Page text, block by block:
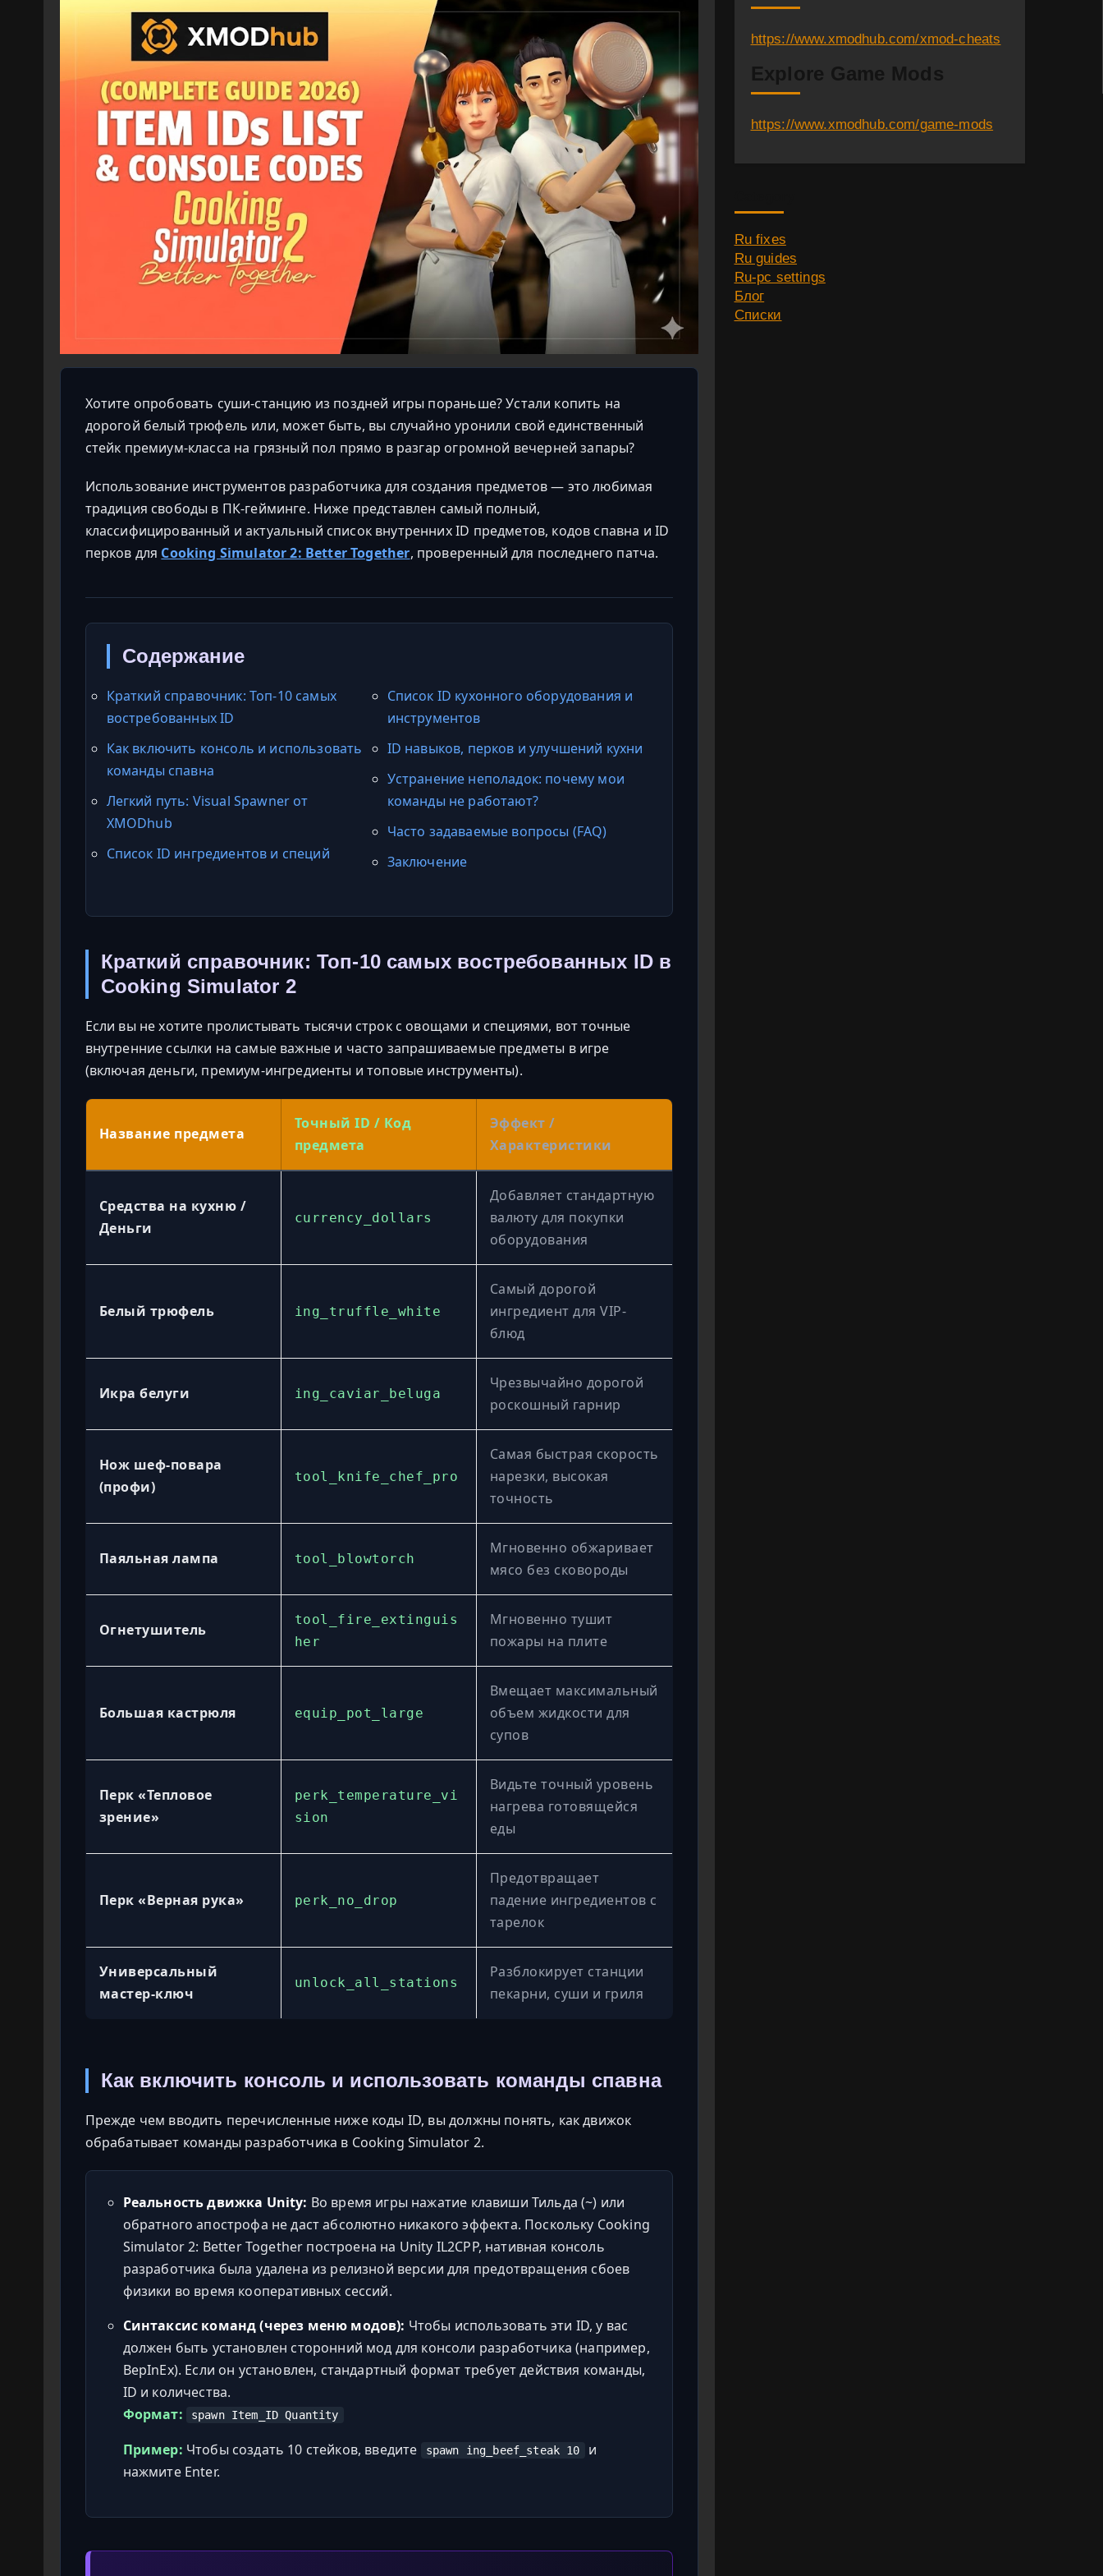
Хотите опробовать суши-станцию из поздней игры пораньше? Устали копить на
дорогой белый трюфель или, может быть, вы случайно уронили свой единственный
стейк премиум-класса на грязный пол прямо в разгар огромной вечерней запары?
Использование инструментов разработчика для создания предметов — это любимая
традиция свободы в ПК-гейминге. Ниже представлен самый полный,
классифицированный и актуальный список внутренних ID предметов, кодов спавна и ID
перков для Cooking Simulator 2: Better Together, проверенный для последнего патча.
Содержание
Краткий справочник: Топ-10 самых
востребованных ID
Как включить консоль и использовать
команды спавна
Легкий путь: Visual Spawner от
XMODhub
Список ID ингредиентов и специй
Список ID кухонного оборудования и
инструментов
ID навыков, перков и улучшений кухни
Устранение неполадок: почему мои
команды не работают?
Часто задаваемые вопросы (FAQ)
Заключение
Краткий справочник: Топ-10 самых востребованных ID в
Cooking Simulator 2
Если вы не хотите пролистывать тысячи строк с овощами и специями, вот точные
внутренние ссылки на самые важные и часто запрашиваемые предметы в игре
(включая деньги, премиум-ингредиенты и топовые инструменты).
Название предмета
Точный ID / Код
предмета
Эффект /
Характеристики
Средства на кухню /
Деньги
currency_dollars
Добавляет стандартную
валюту для покупки
оборудования
Белый трюфель ing_truffle_white
Самый дорогой
ингредиент для VIP-
блюд
Икра белуги ing_caviar_beluga
Чрезвычайно дорогой
роскошный гарнир
Нож шеф-повара
(профи)
tool_knife_chef_pro
Самая быстрая скорость
нарезки, высокая
точность
Паяльная лампа tool_blowtorch
Мгновенно обжаривает
мясо без сковороды
Огнетушитель
tool_fire_extinguis
her
Мгновенно тушит
пожары на плите
Большая кастрюля equip_pot_large
Вмещает максимальный
объем жидкости для
супов
Перк «Тепловое
зрение»
perk_temperature_vi
sion
Видьте точный уровень
нагрева готовящейся
еды
Перк «Верная рука» perk_no_drop
Предотвращает
падение ингредиентов с
тарелок
Универсальный
мастер-ключ
unlock_all_stations
Разблокирует станции
пекарни, суши и гриля
Как включить консоль и использовать команды спавна
Прежде чем вводить перечисленные ниже коды ID, вы должны понять, как движок
обрабатывает команды разработчика в Cooking Simulator 2.
Реальность движка Unity: Во время игры нажатие клавиши Тильда (~) или
обратного апострофа не даст абсолютно никакого эффекта. Поскольку Cooking
Simulator 2: Better Together построена на Unity IL2CPP, нативная консоль
разработчика была удалена из релизной версии для предотвращения сбоев
физики во время кооперативных сессий.
Синтаксис команд (через меню модов): Чтобы использовать эти ID, у вас
должен быть установлен сторонний мод для консоли разработчика (например,
BepInEx). Если он установлен, стандартный формат требует действия команды,
ID и количества.
Формат:
spawn Item_ID Quantity
Пример: Чтобы создать 10 стейков, введите spawn ing_beef_steak 10
и
нажмите Enter.
https://www.xmodhub.com/xmod-cheats
Explore Game Mods
https://www.xmodhub.com/game-mods
Ru fixes
Ru guides
Ru-pc settings
Блог
Списки